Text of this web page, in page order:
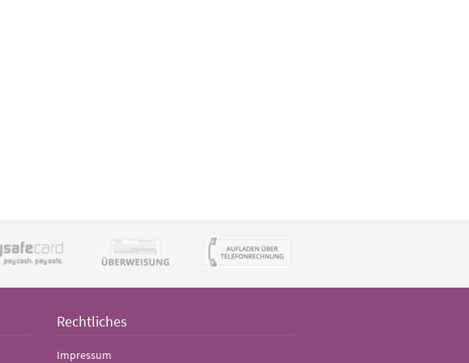
Rechtliches
Impressum